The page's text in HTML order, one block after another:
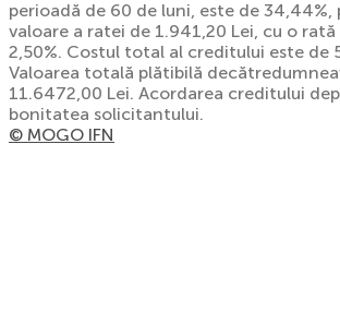
perioadă de 60 de luni, este de 34,44%,
valoare a ratei de 1.941,20 Lei, cu o
2,50%. Costul total al creditului este de
Valoarea totală plătibilă
11.6472,00 Lei. Acordarea creditului
bonitatea solicitantului.
© MOGO IFN